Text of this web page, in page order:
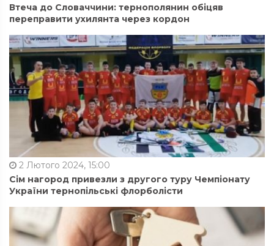
Втеча до Словаччини: тернополянин обіцяв
переправити ухилянта через кордон
2 Лютого 2024, 15:00
Сім нагород привезли з другого туру Чемпіонату
України тернопільські флорболісти